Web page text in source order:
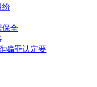
纷
保全
骗罪认定要